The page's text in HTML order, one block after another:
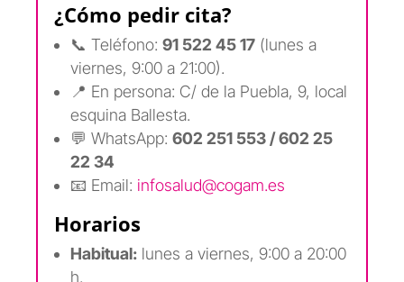
¿Cómo pedir cita?
📞 Teléfono:91 522 45 17 (lunes a
viernes, 9:00 a 21:00).
📍 En persona: C/ de la Puebla, 9, local
esquina Ballesta.
💬 WhatsApp:602 251 553 / 602 25
22 34
📧 Email: infosalud@cogam.es
Horarios
Habitual: lunes a viernes, 9:00 a 20:00
h.